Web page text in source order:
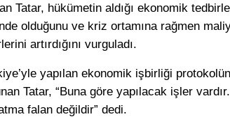
Tatar, hükümetin aldığı ekonomik
olduğunu ve kriz ortamına rağmen
artırdığını vurguladı.
yapılan ekonomik işbirliği
Tatar, “Buna göre yapılacak işler
falan değildir” dedi.